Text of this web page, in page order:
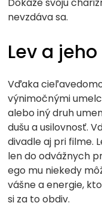
nevzdáva sa.
Lev a
Vďaka
výnimočnými
alebo iný druh
dušu a usilovnosť.
divadle aj pri filme.
len do odvážnych
ego mu niekedy
vášne a energie,
si za to obdiv.